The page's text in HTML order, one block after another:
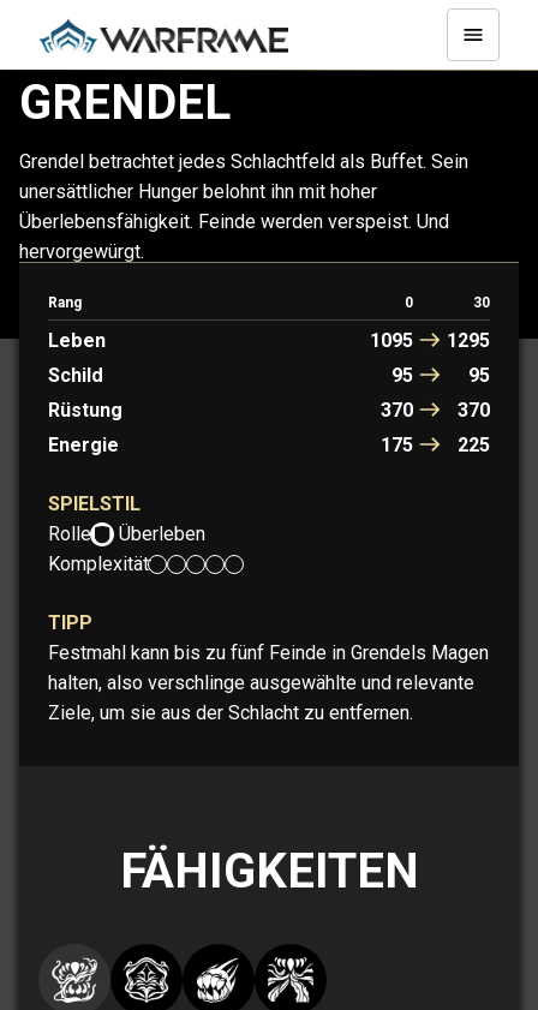
GRENDEL
Grendel betrachtet jedes Schlachtfeld als Buffet. Sein
unersättlicher Hunger belohnt ihn mit hoher
Überlebensfähigkeit. Feinde werden verspeist. Und
hervorgewürgt.
GRENDEL PRIME
Rang 0 30
Leben 1095
1295
Schild
95
95
Rüstung
370
370
Energie
175 225
SPIELSTIL
Rolle:
Überleben
Komplexität:
TIPP
Festmahl kann bis zu fünf Feinde in Grendels Magen
halten, also verschlinge ausgewählte und relevante
Ziele, um sie aus der Schlacht zu entfernen.
FÄHIGKEITEN